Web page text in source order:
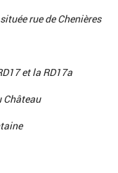
rue de Chenières
et la RD17a
Château